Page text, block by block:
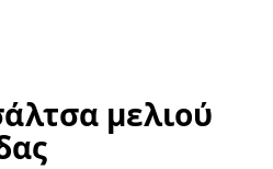
μελιού